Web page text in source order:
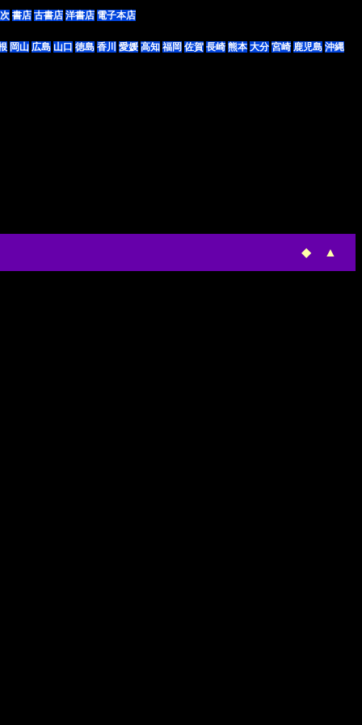
書店 古書店 洋書店 電子本店
岡山 広島 山口 徳島 香川 愛媛 高知 福岡 佐賀 長崎 熊本 大分 宮崎 鹿児島 沖縄
◆ ▲